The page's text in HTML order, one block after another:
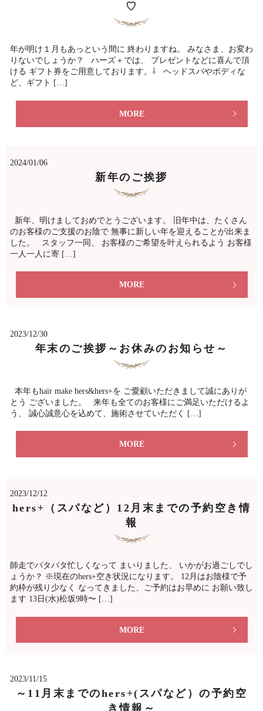
♡
年が明け１月もあっという間に 終わりますね。 みなさま、お変わ
りないでしょうか？ ハーズ＋では、 プレゼントなどに喜んで頂
ける ギフト券をご用意しております。⇩ ヘッドスパやボディな
ど、ギフト […]
MORE
2024/01/06
新年のご挨拶
新年、明けましておめでとうございます。 旧年中は、たくさん
のお客様のご支援のお陰で 無事に新しい年を迎えることが出来ま
した。 スタッフ一同、 お客様のご希望を叶えられるよう お客様
一人一人に寄 […]
MORE
2023/12/30
年末のご挨拶～お休みのお知らせ～
本年もhair make hers&hers+を ご愛顧いただきまして誠にありが
とう ございました。 来年も全てのお客様にご満足いただけるよ
う、 誠心誠意心を込めて、施術させていただく […]
MORE
2023/12/12
hers+（スパなど）12月末までの予約空き情
報
師走でバタバタ忙しくなって まいりました、 いかがお過ごしでし
ょうか？ ※現在のhers+空き状況になります。 12月はお陰様で予
約枠が残り少なく なってきました、ご予約はお早めに お願い致し
ます 13日(水)松坂9時〜 […]
MORE
2023/11/15
～11月末までのhers+(スパなど）の予約空
き情報～